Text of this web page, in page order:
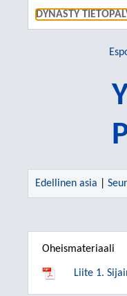
DYNASTY
Edellinen asia
Oheismateriaali
Liite 1.